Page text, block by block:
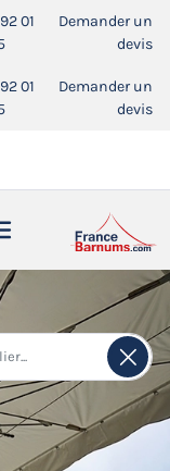
01
Demander un
devis
01
Demander un
devis